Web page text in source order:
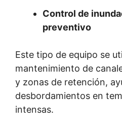
Control de
preventivo
Este tipo de equipo se
mantenimiento de
y zonas de retención,
desbordamientos en
intensas.